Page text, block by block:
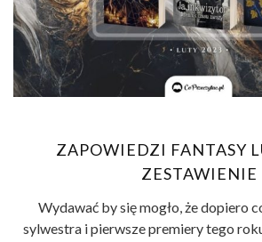
ZAPOWIEDZI FANTASY
ZESTAWIENIE
Wydawać by się mogło, że dopiero
sylwestra i pierwsze premiery tego